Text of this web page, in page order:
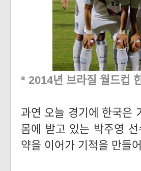
* 2014년 브라질 월드컵
과연 오늘 경기에 한국은
몸에 받고 있는 박주영
약을 이어가 기적을 만들